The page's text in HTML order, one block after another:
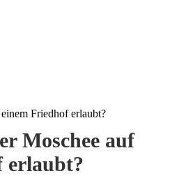
Friedhof erlaubt?
Moschee auf
erlaubt?